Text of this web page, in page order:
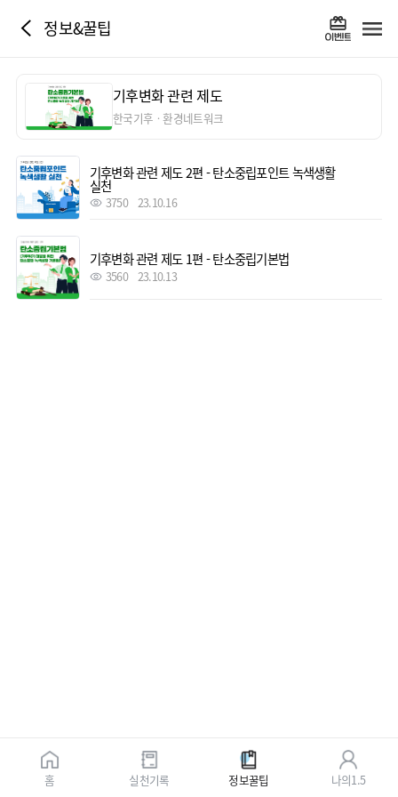
정보&꿀팁
기후변화 관련 제도
한국기후ㆍ환경네트워크
기후변화 관련 제도 2편 - 탄소중립포인트 녹색생활
실천
3750 23.10.16
기후변화 관련 제도 1편 - 탄소중립기본법
3560 23.10.13
홈 실천기록 정보꿀팁 나의1.5